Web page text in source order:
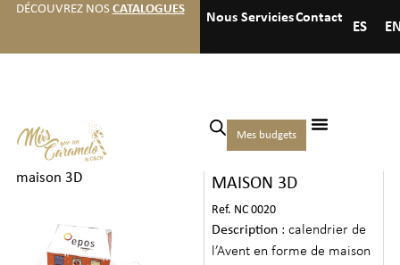
DÉCOUVREZ NOS CATALOGUES
Nous ServiciesContact
ES
Mes budgets
Accueil Noël/
de l'Avent/ Calendrier de
maison 3D
CALENDRIER DE
MAISON 3D
Ref. NC 0020
Description : calendrier de
l’Avent en forme de maison